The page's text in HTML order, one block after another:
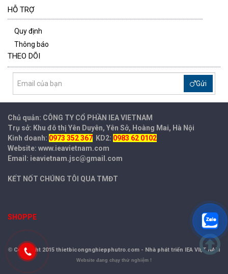
HỖ TRỢ
Quy định
Thông báo
THEO DÕI
Gửi
Chủ quản: CÔNG TY CỔ PHẦN IEAVIETNAM
Trụ sở: Khu đô thị Yên Duyên, Yên Sở, Hoàng Mai, Hà Nội
Kinh doanh: 0973 352 367 KD2: 0983 62 0102
Website: www.ieavietnam.com
Email: ieavietnam.jsc@gmail.com
KẾT NỐT CHÚNG TÔI QUA TMĐT
SHOPPE
© Copyright 2015 thietbicongnghiepphutro.com - Nhà phát triển IEA VIỆT NAM
Website đang chạy thử nghiệm !